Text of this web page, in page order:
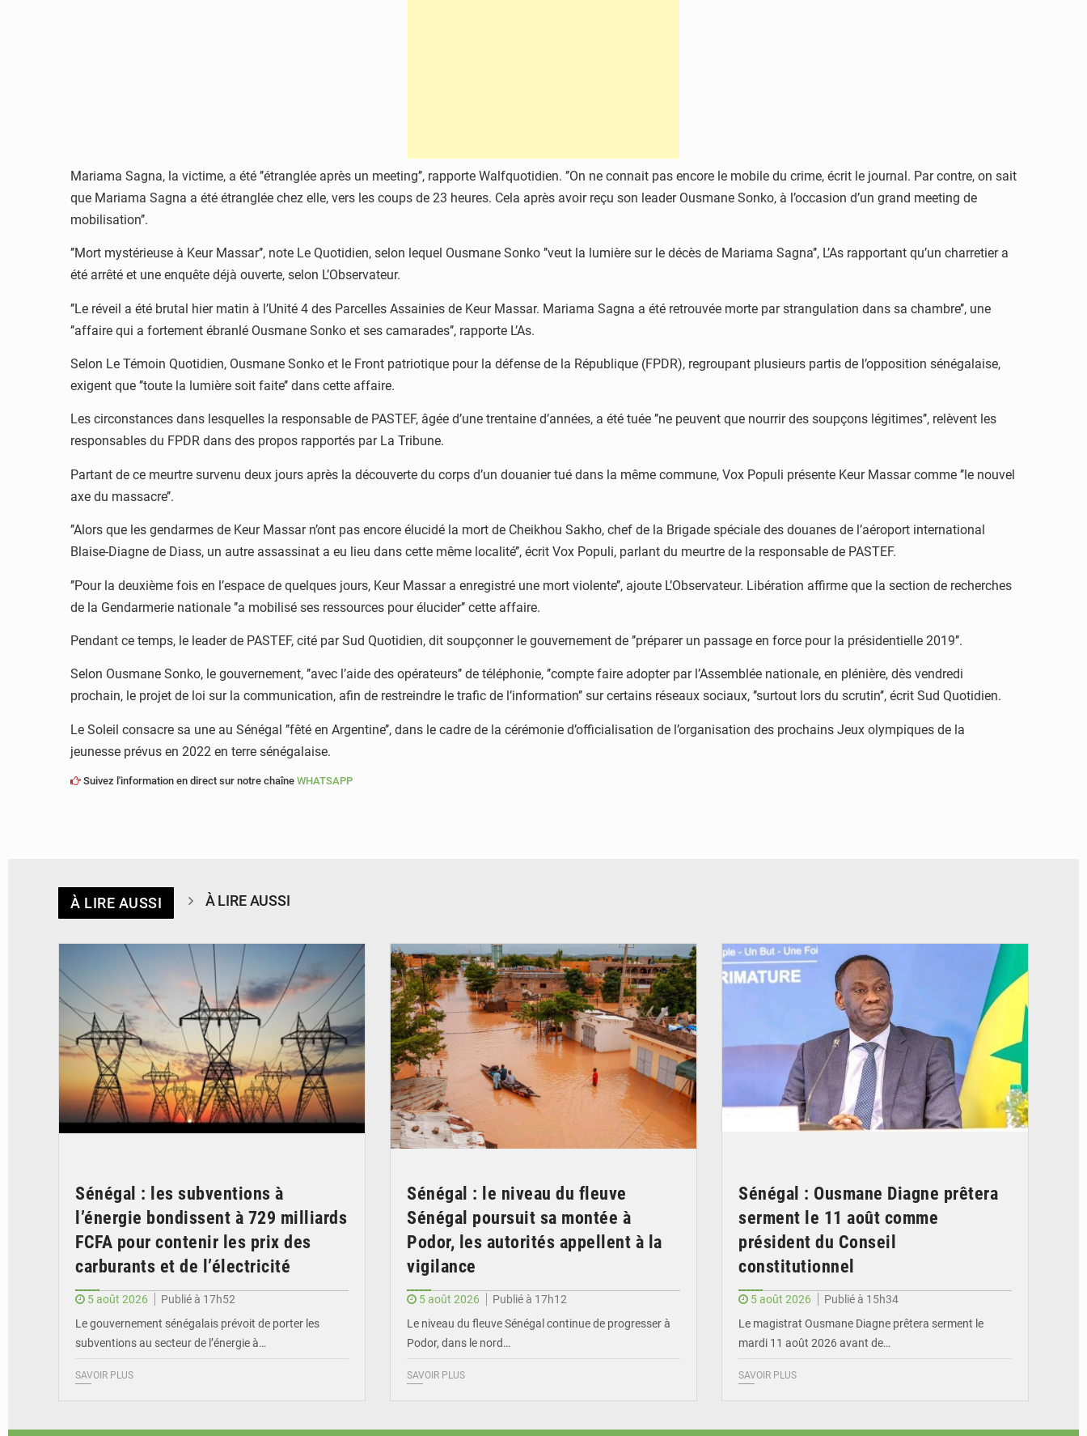
Mariama Sagna, la victime, a été ’’étranglée après un meeting’’, rapporte Walfquotidien. ’’On ne connait pas encore le mobile du crime, écrit le journal. Par contre, on sait
que Mariama Sagna a été étranglée chez elle, vers les coups de 23 heures. Cela après avoir reçu son leader Ousmane Sonko, à l’occasion d’un grand meeting de
mobilisation’’.
’’Mort mystérieuse à Keur Massar’’, note Le Quotidien, selon lequel Ousmane Sonko ’’veut la lumière sur le décès de Mariama Sagna’’, L’As rapportant qu’un charretier a
été arrêté et une enquête déjà ouverte, selon L’Observateur.
’’Le réveil a été brutal hier matin à l’Unité 4 des Parcelles Assainies de Keur Massar. Mariama Sagna a été retrouvée morte par strangulation dans sa chambre’’, une
’’affaire qui a fortement ébranlé Ousmane Sonko et ses camarades’’, rapporte L’As.
Selon Le Témoin Quotidien, Ousmane Sonko et le Front patriotique pour la défense de la République (FPDR), regroupant plusieurs partis de l’opposition sénégalaise,
exigent que ’’toute la lumière soit faite’’ dans cette affaire.
Les circonstances dans lesquelles la responsable de PASTEF, âgée d’une trentaine d’années, a été tuée ’’ne peuvent que nourrir des soupçons légitimes’’, relèvent les
responsables du FPDR dans des propos rapportés par La Tribune.
Partant de ce meurtre survenu deux jours après la découverte du corps d’un douanier tué dans la même commune, Vox Populi présente Keur Massar comme ’’le nouvel
axe du massacre’’.
’’Alors que les gendarmes de Keur Massar n’ont pas encore élucidé la mort de Cheikhou Sakho, chef de la Brigade spéciale des douanes de l’aéroport international
Blaise-Diagne de Diass, un autre assassinat a eu lieu dans cette même localité’’, écrit Vox Populi, parlant du meurtre de la responsable de PASTEF.
’’Pour la deuxième fois en l’espace de quelques jours, Keur Massar a enregistré une mort violente’’, ajoute L’Observateur. Libération affirme que la section de recherches
de la Gendarmerie nationale ’’a mobilisé ses ressources pour élucider’’ cette affaire.
Pendant ce temps, le leader de PASTEF, cité par Sud Quotidien, dit soupçonner le gouvernement de ’’préparer un passage en force pour la présidentielle 2019’’.
Selon Ousmane Sonko, le gouvernement, ’’avec l’aide des opérateurs’’ de téléphonie, ’’compte faire adopter par l’Assemblée nationale, en plénière, dès vendredi
prochain, le projet de loi sur la communication, afin de restreindre le trafic de l’information’’ sur certains réseaux sociaux, ’’surtout lors du scrutin’’, écrit Sud Quotidien.
Le Soleil consacre sa une au Sénégal ’’fêté en Argentine’’, dans le cadre de la cérémonie d’officialisation de l’organisation des prochains Jeux olympiques de la
jeunesse prévus en 2022 en terre sénégalaise.
Suivez l'information en direct sur notre chaîne WHATSAPP
À LIRE AUSSI À LIRE AUSSI
Sénégal : les subventions à
l’énergie bondissent à 729 milliards
FCFA pour contenir les prix des
carburants et de l’électricité
5 août 2026
Publié à 17h52
Le gouvernement sénégalais prévoit de porter les
subventions au secteur de l’énergie à…
SAVOIR PLUS
Sénégal : le niveau du fleuve
Sénégal poursuit sa montée à
Podor, les autorités appellent à la
vigilance
5 août 2026
Publié à 17h12
Le niveau du fleuve Sénégal continue de progresser à
Podor, dans le nord…
SAVOIR PLUS
Sénégal : Ousmane Diagne prêtera
serment le 11 août comme
président du Conseil
constitutionnel
5 août 2026
Publié à 15h34
Le magistrat Ousmane Diagne prêtera serment le
mardi 11 août 2026 avant de…
SAVOIR PLUS